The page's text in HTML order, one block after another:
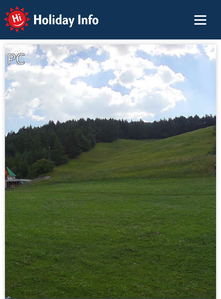
Holiday Info